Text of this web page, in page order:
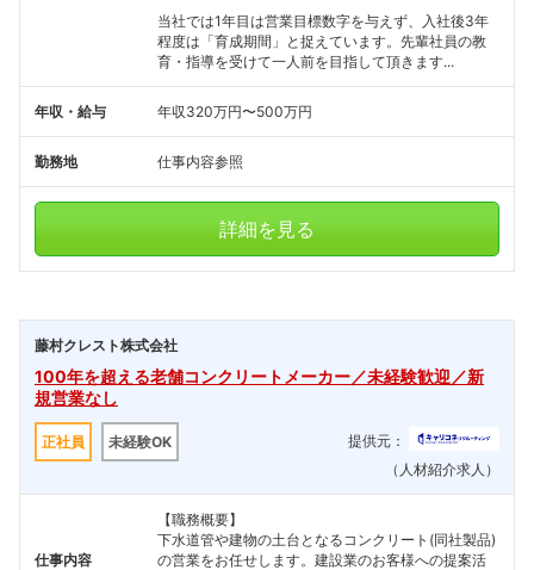
フォローしました
当社では1年目は営業目標数字を与えず、入社後3年
程度は「育成期間」と捉えています。先輩社員の教
育・指導を受けて一人前を目指して頂きます...
年収・給与 年収320万円〜500万円
勤務地 仕事内容参照
詳細を見る
藤村クレスト株式会社
100年を超える老舗コンクリートメーカー／未経験歓迎／新
規営業なし
正社員 未経験OK
提供元：
（人材紹介求人）
仕事内容
【職務概要】
下水道管や建物の土台となるコンクリート(同社製品)
の営業をお任せします。建設業のお客様への提案活